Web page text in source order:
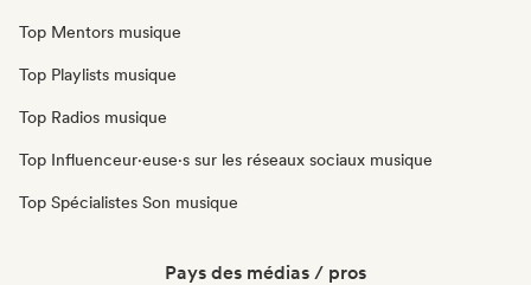
Top Mentors musique
Top Playlists musique
Top Radios musique
Top Influenceur·euse·s sur les réseaux sociaux musique
Top Spécialistes Son musique
Pays des médias / pros